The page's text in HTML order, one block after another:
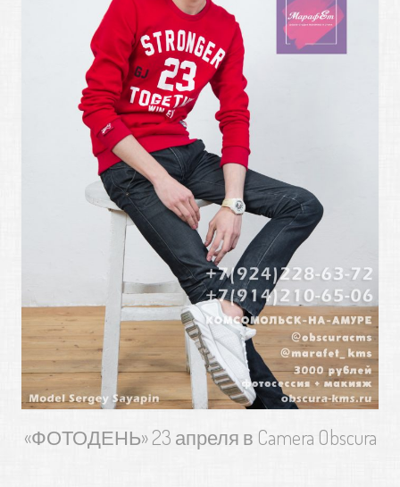
«ФОТОДЕНЬ» 23 апреля в Camera Obscura